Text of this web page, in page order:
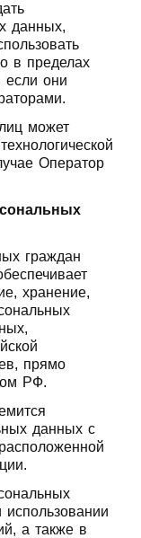
данных,
в пределах
если они
может
Оператор
граждан
хранение,
прямо
РФ.
данных с
а также в